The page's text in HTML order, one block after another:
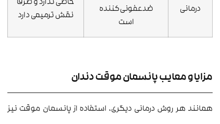
درمانی
ضدعفونی‌کننده
است
خاصی ندارد و صرفاً
نقش ترمیمی دارد
مزایا و معایب پانسمان موقت دندان
همانند هر روش درمانی دیگری، استفاده از پانسمان موقت نیز